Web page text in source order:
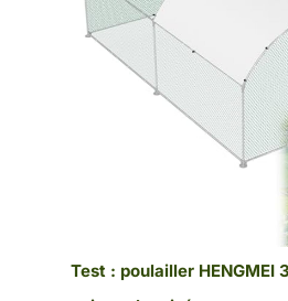
Test : poulailler HENGMEI